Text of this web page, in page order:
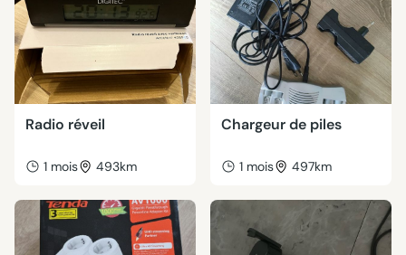
Radio réveil
1 mois 493km
Chargeur de piles
1 mois 497km